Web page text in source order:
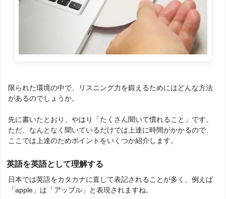
限られた環境の中で、リスニング力を鍛えるためにはどんな方法
があるのでしょうか。
先に書いたとおり、やはり「たくさん聞いて慣れること」です。
ただ、なんとなく聞いているだけでは上達に時間がかかるので、
ここでは上達のためポイントをいくつか紹介します。
英語を英語として理解する
日本では英語をカタカナに直して表記されることが多く、例えば
「apple」は「アップル」と表現されますね。